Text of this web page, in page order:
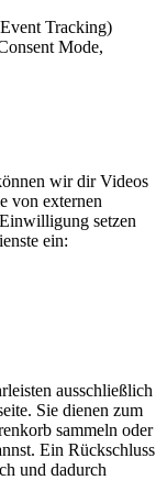
Tracking)
Mode,
wir dir Videos
von externen
setzen
ein:
ausschließlich
Sie dienen zum
sammeln oder
Ein Rückschluss
und dadurch